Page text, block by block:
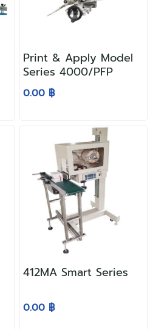
Print & Apply Model
Series 4000/PFP
0.00 ฿
412MA Smart Series
0.00 ฿